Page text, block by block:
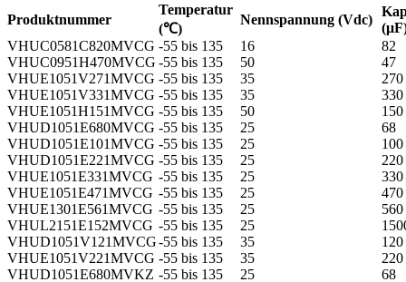
Produktnummer
Temperatur
(℃)
Nennspannung (Vdc)
VHUC0581C820MVCG -55 bis 135 16
82
VHUC0951H470MVCG -55 bis 135 50
47
VHUE1051V271MVCG -55 bis 135 35
270
VHUE1051V331MVCG -55 bis 135 35
330
VHUE1051H151MVCG -55 bis 135 50
150
VHUD1051E680MVCG -55 bis 135 25
68
VHUD1051E101MVCG -55 bis 135 25
100
VHUD1051E221MVCG -55 bis 135 25
220
VHUE1051E331MVCG -55 bis 135 25
330
VHUE1051E471MVCG -55 bis 135 25
470
VHUE1301E561MVCG -55 bis 135 25
560
VHUL2151E152MVCG -55 bis 135 25
VHUD1051V121MVCG-55 bis 135 35
120
VHUE1051V221MVCG -55 bis 135 35
220
VHUD1051E680MVKZ -55 bis 135 25
68